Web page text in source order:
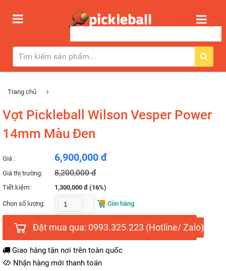
Trang chủ
Vợt Pickleball Wilson Vesper Power
14mm Màu Đen
Giá : 6,900,000 đ
Giá thị trường: 8,200,000 đ
Tiết kiệm: 1,300,000 đ (16%)
Chọn số lượng: Còn hàng
Đặt mua qua: 0993.325.223 (Hotline/ Zalo)
Giao hàng tận nơi trên toàn quốc
Nhận hàng mới thanh toán